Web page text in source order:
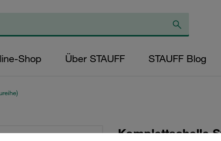
Shop Über STAUFF STAUFF Blog
Komplettschelle